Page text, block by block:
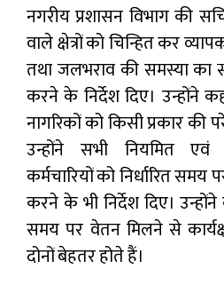
नगरीय प्रशासन विभाग की
वाले क्षेत्रों को चिन्हित कर
तथा जलभराव की समस्या का
करने के निर्देश दिए। उन्होंने
नागरिकों को किसी प्रकार की
उन्होंने सभी नियमित एवं
कर्मचारियों को निर्धारित
करने के भी निर्देश दिए।
समय पर वेतन मिलने से
दोनों बेहतर होते हैं।